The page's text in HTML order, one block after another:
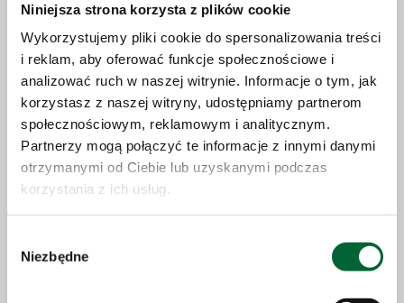
Niniejsza strona korzysta z plików cookie
Wykorzystujemy pliki cookie do spersonalizowania treści
i reklam, aby oferować funkcje społecznościowe i
analizować ruch w naszej witrynie. Informacje o tym, jak
korzystasz z naszej witryny, udostępniamy partnerom
społecznościowym, reklamowym i analitycznym.
Partnerzy mogą połączyć te informacje z innymi danymi
otrzymanymi od Ciebie lub uzyskanymi podczas
korzystania z ich usług.
zgody
Niezbędne
Modelos